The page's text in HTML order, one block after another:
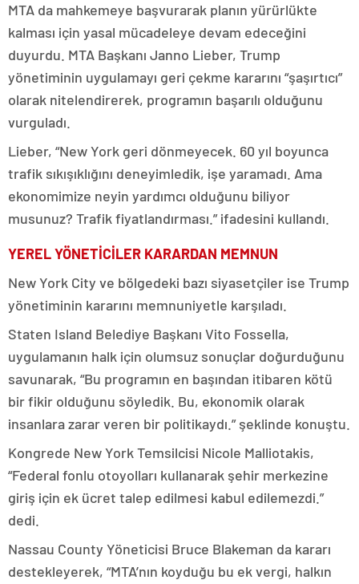
MTA da mahkemeye başvurarak planın yürürlükte
kalması için yasal mücadeleye devam edeceğini
duyurdu. MTA Başkanı Janno Lieber, Trump
yönetiminin uygulamayı geri çekme kararını “şaşırtıcı”
olarak nitelendirerek, programın başarılı olduğunu
vurguladı.
Lieber, “New York geri dönmeyecek. 60 yıl boyunca
trafik sıkışıklığını deneyimledik, işe yaramadı. Ama
ekonomimize neyin yardımcı olduğunu biliyor
musunuz? Trafik fiyatlandırması.” ifadesini kullandı.
YEREL YÖNETİCİLER KARARDAN MEMNUN
New York City ve bölgedeki bazı siyasetçiler ise Trump
yönetiminin kararını memnuniyetle karşıladı.
Staten Island Belediye Başkanı Vito Fossella,
uygulamanın halk için olumsuz sonuçlar doğurduğunu
savunarak, “Bu programın en başından itibaren kötü
bir fikir olduğunu söyledik. Bu, ekonomik olarak
insanlara zarar veren bir politikaydı.” şeklinde konuştu.
Kongrede New York Temsilcisi Nicole Malliotakis,
“Federal fonlu otoyolları kullanarak şehir merkezine
giriş için ek ücret talep edilmesi kabul edilemezdi.”
dedi.
Nassau County Yöneticisi Bruce Blakeman da kararı
destekleyerek, “MTA’nın koyduğu bu ek vergi, halkın